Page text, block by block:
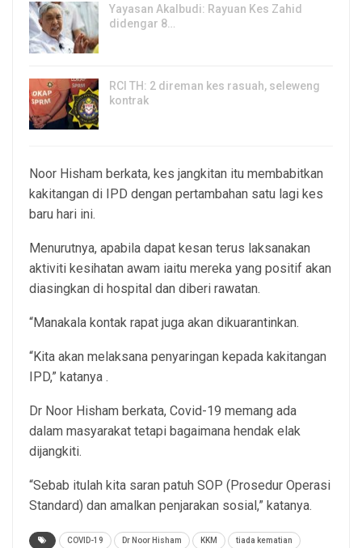
Yayasan Akalbudi: Rayuan Kes Zahid
didengar 8…
RCI TH: 2 direman kes rasuah, seleweng
kontrak
Noor Hisham berkata, kes jangkitan itu membabitkan
kakitangan di IPD dengan pertambahan satu lagi kes
baru hari ini.
Menurutnya, apabila dapat kesan terus laksanakan
aktiviti kesihatan awam iaitu mereka yang positif akan
diasingkan di hospital dan diberi rawatan.
“Manakala kontak rapat juga akan dikuarantinkan.
“Kita akan melaksana penyaringan kepada kakitangan
IPD,” katanya .
Dr Noor Hisham berkata, Covid-19 memang ada
dalam masyarakat tetapi bagaimana hendak elak
dijangkiti.
“Sebab itulah kita saran patuh SOP (Prosedur Operasi
Standard) dan amalkan penjarakan sosial,” katanya.
COVID-19 Dr Noor Hisham KKM tiada kematian